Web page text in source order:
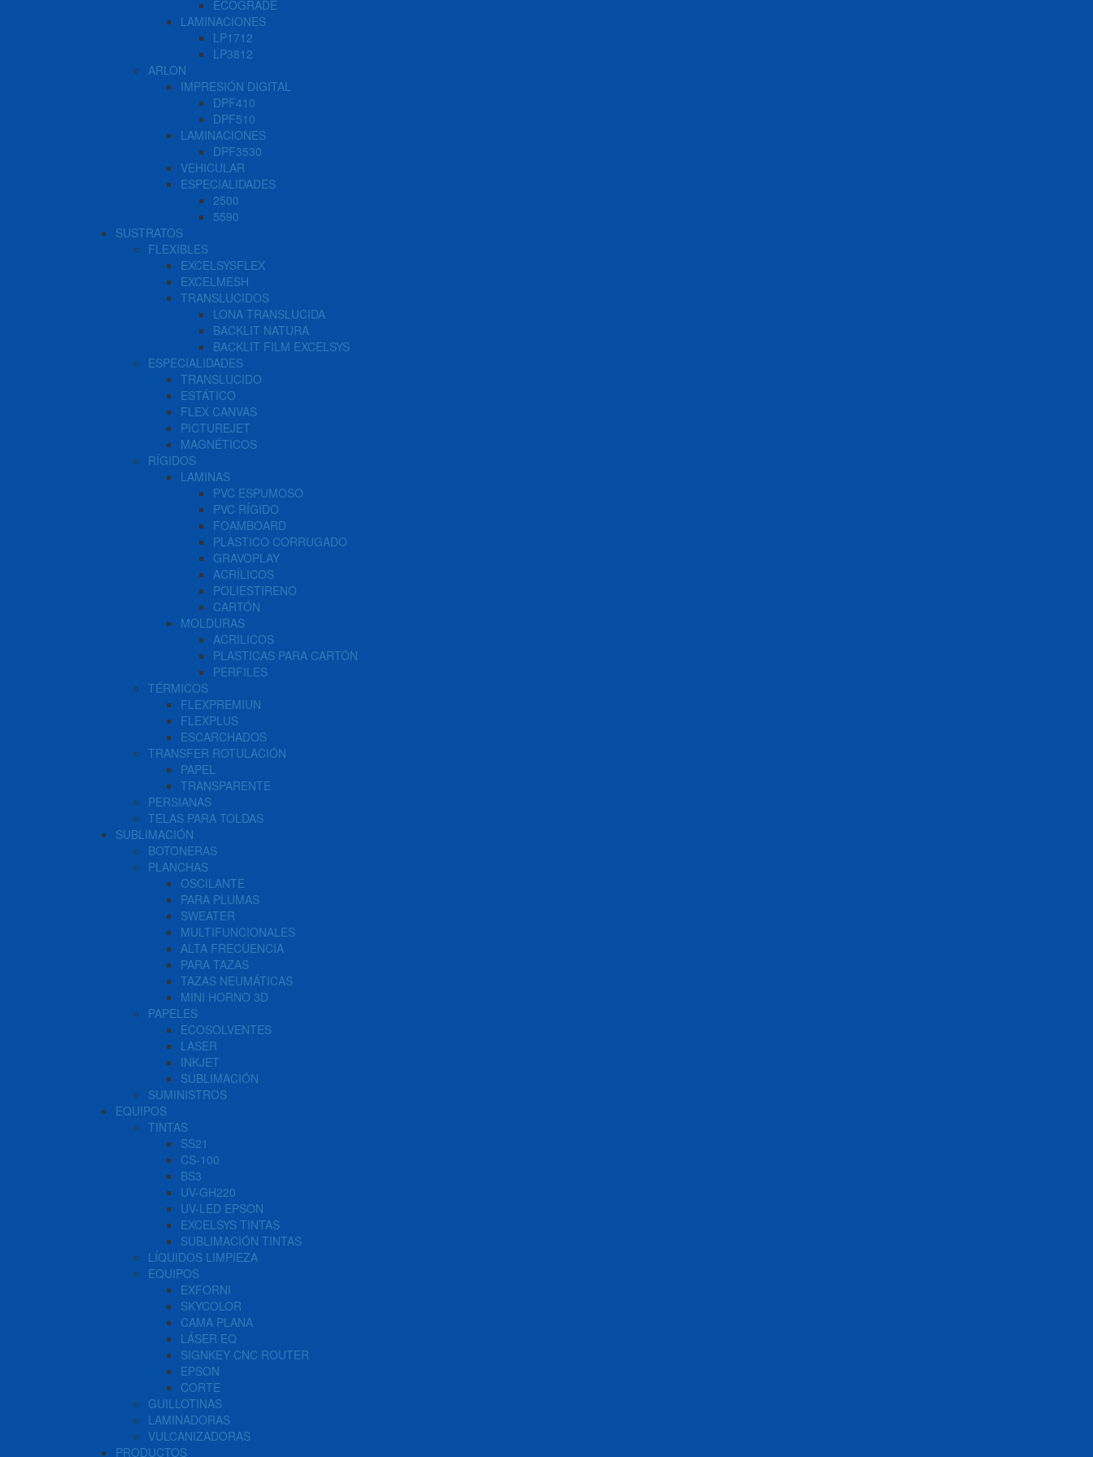
ECOGRADE
LAMINACIONES
LP1712
LP3812
ARLON
IMPRESIÓN DIGITAL
DPF410
DPF510
LAMINACIONES
DPF3530
VEHICULAR
ESPECIALIDADES
2500
5590
SUSTRATOS
FLEXIBLES
EXCELSYSFLEX
EXCELMESH
TRANSLUCIDOS
LONA TRANSLUCIDA
BACKLIT NATURA
BACKLIT FILM EXCELSYS
ESPECIALIDADES
TRANSLUCIDO
ESTÁTICO
FLEX CANVAS
PICTUREJET
MAGNÉTICOS
RÍGIDOS
LAMINAS
PVC ESPUMOSO
PVC RÍGIDO
FOAMBOARD
PLASTICO CORRUGADO
GRAVOPLAY
ACRÍLICOS
POLIESTIRENO
CARTÓN
MOLDURAS
ACRILICOS
PLASTICAS PARA CARTÓN
PERFILES
TÉRMICOS
FLEXPREMIUN
FLEXPLUS
ESCARCHADOS
TRANSFER ROTULACIÓN
PAPEL
TRANSPARENTE
PERSIANAS
TELAS PARA TOLDAS
SUBLIMACIÓN
BOTONERAS
PLANCHAS
OSCILANTE
PARA PLUMAS
SWEATER
MULTIFUNCIONALES
ALTA FRECUENCIA
PARA TAZAS
TAZAS NEUMÁTICAS
MINI HORNO 3D
PAPELES
ECOSOLVENTES
LASER
INKJET
SUBLIMACIÓN
SUMINISTROS
EQUIPOS
TINTAS
SS21
CS-100
BS3
UV-GH220
UV-LED EPSON
EXCELSYS TINTAS
SUBLIMACIÓN TINTAS
LÍQUIDOS LIMPIEZA
EQUIPOS
EXFORNI
SKYCOLOR
CAMA PLANA
LÁSER EQ
SIGNKEY CNC ROUTER
EPSON
CORTE
GUILLOTINAS
LAMINADORAS
VULCANIZADORAS
PRODUCTOS